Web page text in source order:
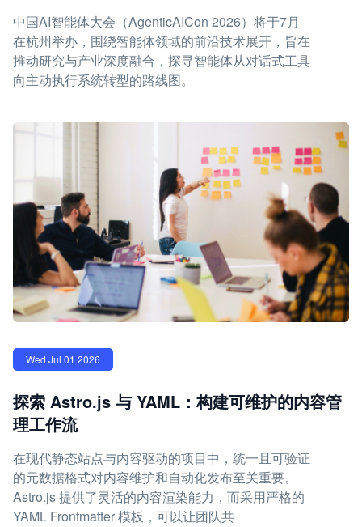
中国AI智能体大会（AgenticAICon 2026）将于7月
在杭州举办，围绕智能体领域的前沿技术展开，旨在
推动研究与产业深度融合，探寻智能体从对话式工具
向主动执行系统转型的路线图。
Wed Jul 01 2026
探索 Astro.js 与 YAML：构建可维护的内容管
理工作流
在现代静态站点与内容驱动的项目中，统一且可验证
的元数据格式对内容维护和自动化发布至关重要。
Astro.js 提供了灵活的内容渲染能力，而采用严格的
YAML Frontmatter 模板，可以让团队共